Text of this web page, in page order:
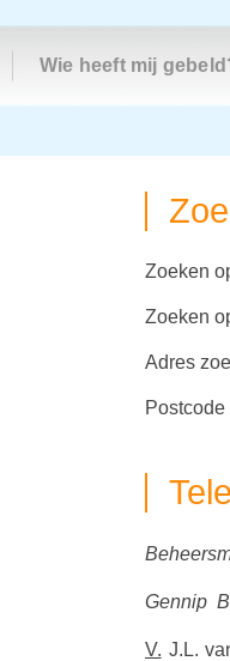
Wie heeft mij
zoeken
zoeken
adres
Gennip
V. J.L.